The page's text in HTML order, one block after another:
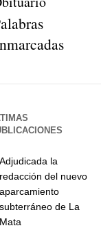
Adjudicada la
redacción del nuevo
aparcamiento
subterráneo de La
Mata